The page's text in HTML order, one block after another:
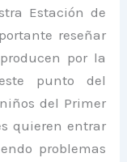
Estación de
reseñar
por la
punto del
del Primer
quieren entrar
problemas